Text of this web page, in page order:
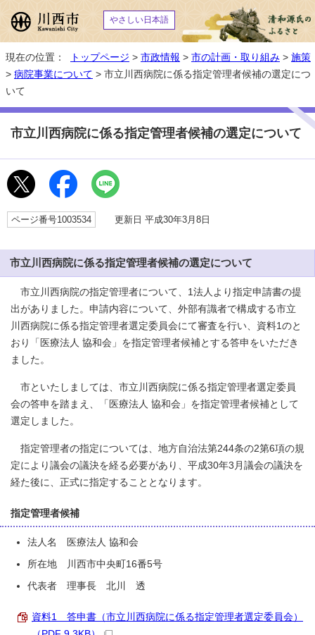
やさしい日本語
現在の位置： トップページ > 市政情報 > 市の計画・取り組み > 施策
> 病院事業について > 市立川西病院に係る指定管理者候補の選定につ
いて
市立川西病院に係る指定管理者候補の選定について
ページ番号1003534 更新日 平成30年3月8日
市立川西病院に係る指定管理者候補の選定について
市立川西病院の指定管理者について、1法人より指定申請書の提
出がありました。申請内容について、外部有識者で構成する市立
川西病院に係る指定管理者選定委員会にて審査を行い、資料1のと
おり「医療法人 協和会」を指定管理者候補とする答申をいただき
ました。
市といたしましては、市立川西病院に係る指定管理者選定委員
会の答申を踏まえ、「医療法人 協和会」を指定管理者候補として
選定しました。
指定管理者の指定については、地方自治法第244条の2第6項の規
定により議会の議決を経る必要があり、平成30年3月議会の議決を
経た後に、正式に指定することとなります。
指定管理者候補
法人名 医療法人 協和会
所在地 川西市中央町16番5号
代表者 理事長 北川 透
資料1 答申書（市立川西病院に係る指定管理者選定委員会）